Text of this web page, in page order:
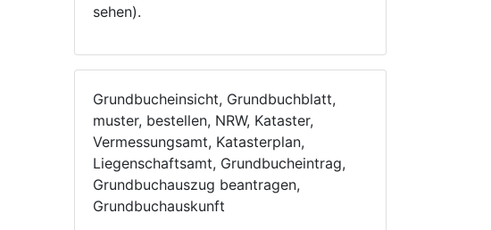
sehen).
Grundbucheinsicht, Grundbuchblatt,
muster, bestellen, NRW, Kataster,
Vermessungsamt, Katasterplan,
Liegenschaftsamt, Grundbucheintrag,
Grundbuchauszug beantragen,
Grundbuchauskunft